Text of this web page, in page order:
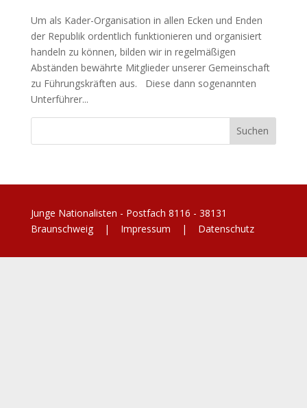
Um als Kader-Organisation in allen Ecken und Enden
der Republik ordentlich funktionieren und organisiert
handeln zu können, bilden wir in regelmäßigen
Abständen bewährte Mitglieder unserer Gemeinschaft
zu Führungskräften aus. Diese dann sogenannten
Unterführer...
Junge Nationalisten - Postfach 8116 - 38131
Braunschweig | Impressum | Datenschutz